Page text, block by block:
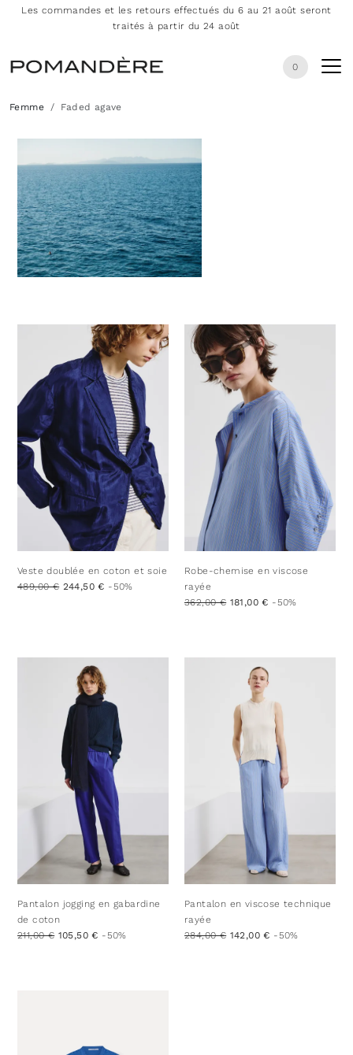
Les commandes et les retours effectués du 6 au 21 août seront
traités à partir du 24 août
0
Femme Faded agave
Veste doublée en coton et soie
489,00 € 244,50 € -50%
Robe-chemise en viscose
rayée
362,00 € 181,00 € -50%
Pantalon jogging en gabardine
de coton
211,00 € 105,50 € -50%
Pantalon en viscose technique
rayée
284,00 € 142,00 € -50%